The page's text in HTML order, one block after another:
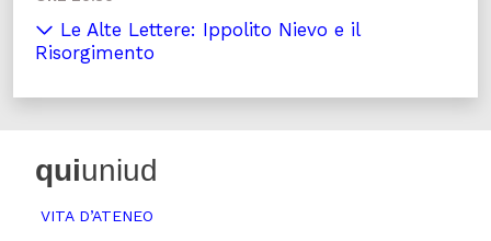
Le Alte Lettere: Ippolito Nievo e il
Risorgimento
quiuniud
VITA D’ATENEO